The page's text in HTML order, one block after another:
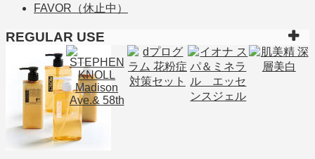
FAVOR（休止中）
REGULAR USE